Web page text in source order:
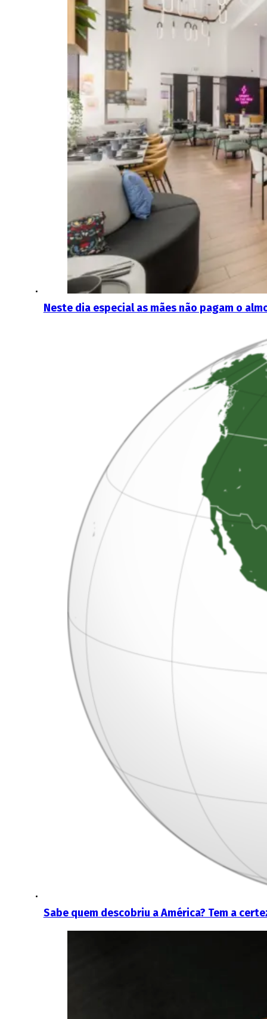
Neste dia especial as mães não pagam o
Sabe quem descobriu a América? Tem a